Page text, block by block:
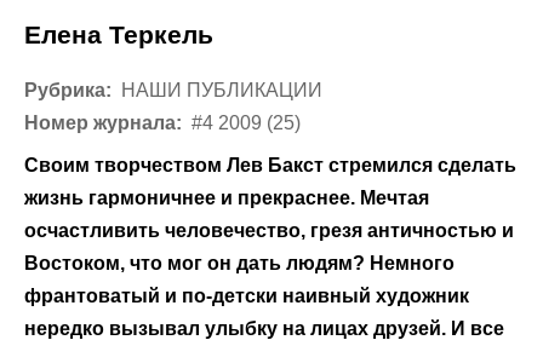
Елена Теркель
Рубрика:
НАШИ ПУБЛИКАЦИИ
Номер журнала: #4 2009 (25)
Своим творчеством Лев Бакст стремился сделать
жизнь гармоничнее и прекраснее. Мечтая
осчастливить человечество, грезя античностью и
Востоком, что мог он дать людям? Немного
франтоватый и по-детски наивный художник
нередко вызывал улыбку на лицах друзей. И все